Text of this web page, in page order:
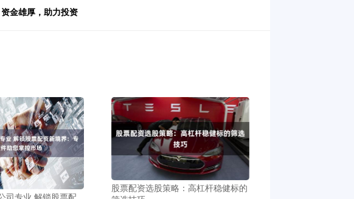
金雄厚，助力投资
司专业 解锁股票配
股票配资选股策略：高杠杆稳健标的